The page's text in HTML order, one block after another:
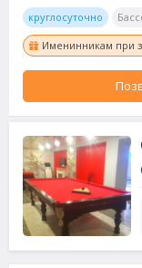
круглосуточно
Именинникам при